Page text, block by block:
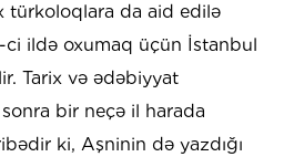
türkoloqlara da aid edilə
ci ildə oxumaq üçün İstanbul
Tarix və ədəbiyyat
bir neçə il harada
ki, Aşninin də yazdığı